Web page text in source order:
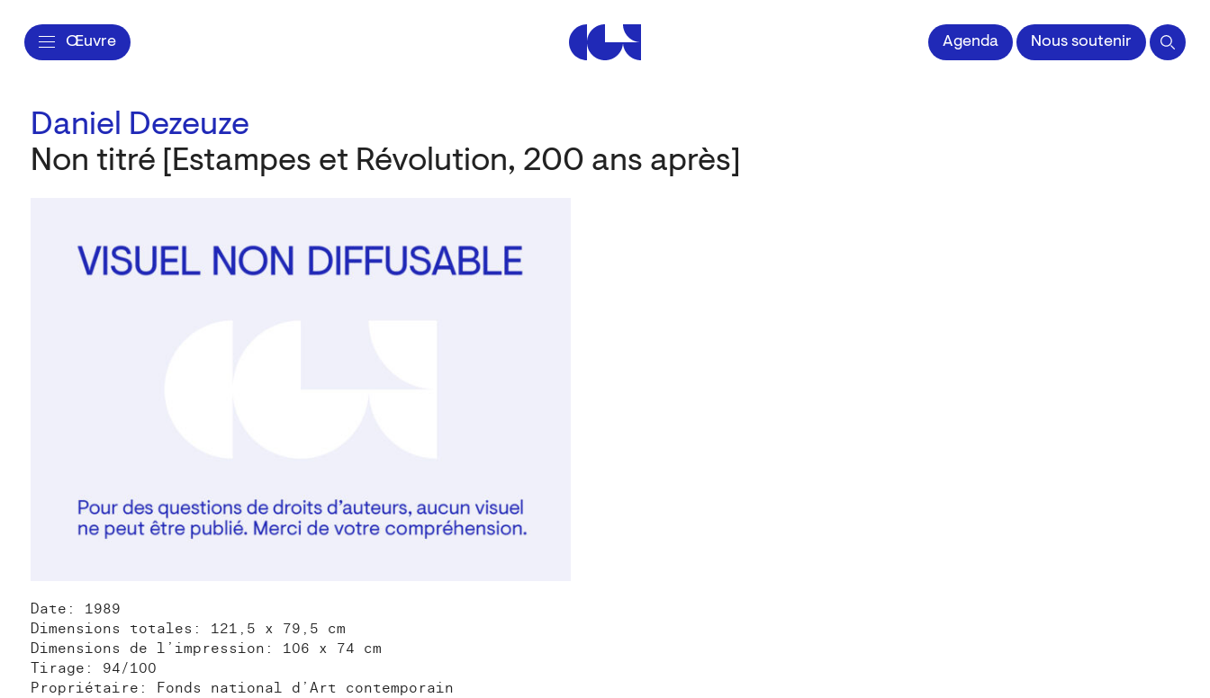
Œuvre Centre de la Gravure et de l'Image impriméeAgenda Nous soutenir
Daniel Dezeuze
Non titré [Estampes et Révolution, 200 ans après]
Date: 1989
Dimensions totales: 121,5 x 79,5 cm
Dimensions de l’impression: 106 x 74 cm
Tirage: 94/100
Propriétaire: Fonds national d’Art contemporain